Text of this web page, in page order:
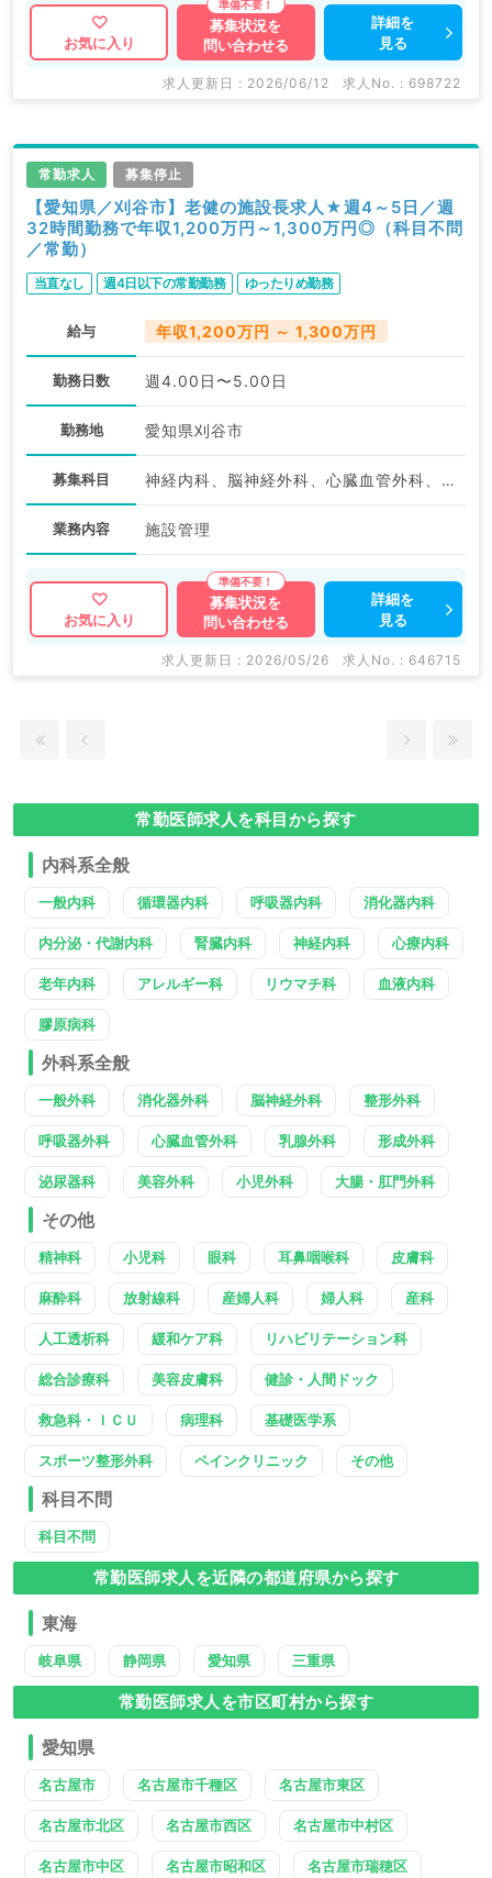
お気に入り
募集状況を
問い合わせる
詳細を
見る
求人更新日 : 2026/06/12 求人No. : 698722
常勤求人 募集停止
【愛知県／刈谷市】老健の施設長求人★週4～5日／週
32時間勤務で年収1,200万円～1,300万円◎（科目不問
／常勤）
当直なし 週4日以下の常勤勤務 ゆったりめ勤務
給与 年収1,200万円 ～ 1,300万円
勤務日数 週4.00日〜5.00日
勤務地 愛知県刈谷市
募集科目 神経内科、脳神経外科、心臓血管外科、一般内科、消化器内科、老年内科、外科系全般、一般外科、科目不問
業務内容 施設管理
お気に入り
募集状況を
問い合わせる
詳細を
見る
求人更新日 : 2026/05/26 求人No. : 646715
常勤医師求人を科目から探す
内科系全般
一般内科 循環器内科 呼吸器内科 消化器内科
内分泌・代謝内科 腎臓内科 神経内科 心療内科
老年内科 アレルギー科 リウマチ科 血液内科
膠原病科
外科系全般
一般外科 消化器外科 脳神経外科 整形外科
呼吸器外科 心臓血管外科 乳腺外科 形成外科
泌尿器科 美容外科 小児外科 大腸・肛門外科
その他
精神科 小児科 眼科 耳鼻咽喉科 皮膚科
麻酔科 放射線科 産婦人科 婦人科 産科
人工透析科 緩和ケア科 リハビリテーション科
総合診療科 美容皮膚科 健診・人間ドック
救急科・ＩＣＵ 病理科 基礎医学系
スポーツ整形外科 ペインクリニック その他
科目不問
科目不問
常勤医師求人を近隣の都道府県から探す
東海
岐阜県 静岡県 愛知県 三重県
常勤医師求人を市区町村から探す
愛知県
名古屋市 名古屋市千種区 名古屋市東区
名古屋市北区 名古屋市西区 名古屋市中村区
名古屋市中区 名古屋市昭和区 名古屋市瑞穂区